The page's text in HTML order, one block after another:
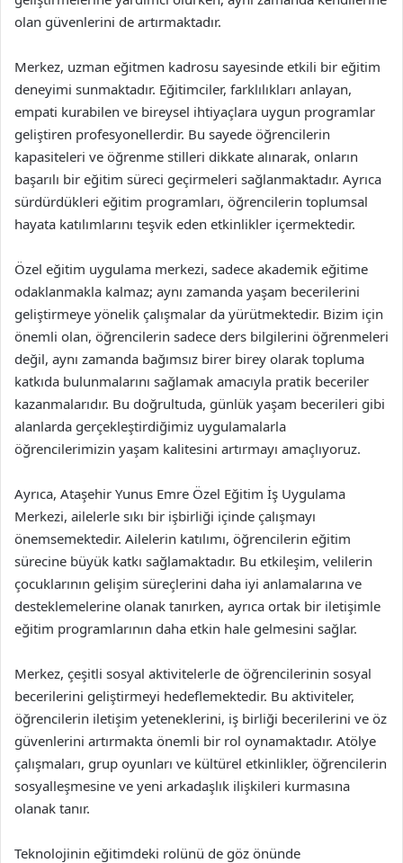
olan güvenlerini de artırmaktadır.
Merkez, uzman eğitmen kadrosu sayesinde etkili bir eğitim
deneyimi sunmaktadır. Eğitimciler, farklılıkları anlayan,
empati kurabilen ve bireysel ihtiyaçlara uygun programlar
geliştiren profesyonellerdir. Bu sayede öğrencilerin
kapasiteleri ve öğrenme stilleri dikkate alınarak, onların
başarılı bir eğitim süreci geçirmeleri sağlanmaktadır. Ayrıca
sürdürdükleri eğitim programları, öğrencilerin toplumsal
hayata katılımlarını teşvik eden etkinlikler içermektedir.
Özel eğitim uygulama merkezi, sadece akademik eğitime
odaklanmakla kalmaz; aynı zamanda yaşam becerilerini
geliştirmeye yönelik çalışmalar da yürütmektedir. Bizim için
önemli olan, öğrencilerin sadece ders bilgilerini öğrenmeleri
değil, aynı zamanda bağımsız birer birey olarak topluma
katkıda bulunmalarını sağlamak amacıyla pratik beceriler
kazanmalarıdır. Bu doğrultuda, günlük yaşam becerileri gibi
alanlarda gerçekleştirdiğimiz uygulamalarla
öğrencilerimizin yaşam kalitesini artırmayı amaçlıyoruz.
Ayrıca, Ataşehir Yunus Emre Özel Eğitim İş Uygulama
Merkezi, ailelerle sıkı bir işbirliği içinde çalışmayı
önemsemektedir. Ailelerin katılımı, öğrencilerin eğitim
sürecine büyük katkı sağlamaktadır. Bu etkileşim, velilerin
çocuklarının gelişim süreçlerini daha iyi anlamalarına ve
desteklemelerine olanak tanırken, ayrıca ortak bir iletişimle
eğitim programlarının daha etkin hale gelmesini sağlar.
Merkez, çeşitli sosyal aktivitelerle de öğrencilerinin sosyal
becerilerini geliştirmeyi hedeflemektedir. Bu aktiviteler,
öğrencilerin iletişim yeteneklerini, iş birliği becerilerini ve öz
güvenlerini artırmakta önemli bir rol oynamaktadır. Atölye
çalışmaları, grup oyunları ve kültürel etkinlikler, öğrencilerin
sosyalleşmesine ve yeni arkadaşlık ilişkileri kurmasına
olanak tanır.
Teknolojinin eğitimdeki rolünü de göz önünde